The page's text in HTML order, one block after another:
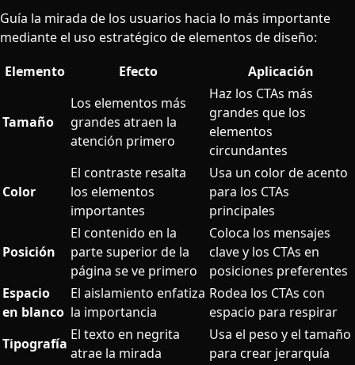
Guía la mirada de los usuarios hacia lo más importante
mediante el uso estratégico de elementos de diseño:
Elemento
Efecto Aplicación
Tamaño
Los elementos más
grandes atraen la
atención primero
Haz los CTAs más
grandes que los
elementos
circundantes
Color
El contraste resalta
los elementos
importantes
Usa un color de acento
para los CTAs
principales
Posición
El contenido en la
parte superior de la
página se ve primero
Coloca los mensajes
clave y los CTAs en
posiciones preferentes
Espacio
en blanco
El aislamiento enfatiza
la importancia
Rodea los CTAs con
espacio para respirar
Tipografía
El texto en negrita
atrae la mirada
Usa el peso y el tamaño
para crear jerarquía